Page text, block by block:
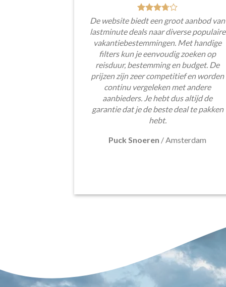
De website biedt een groot aanbod van
lastminute deals naar diverse populaire
vakantiebestemmingen. Met handige
filters kun je eenvoudig zoeken op
reisduur, bestemming en budget. De
prijzen zijn zeer competitief en worden
continu vergeleken met andere
aanbieders. Je hebt dus altijd de
garantie dat je de beste deal te pakken
hebt.
Puck Snoeren / Amsterdam